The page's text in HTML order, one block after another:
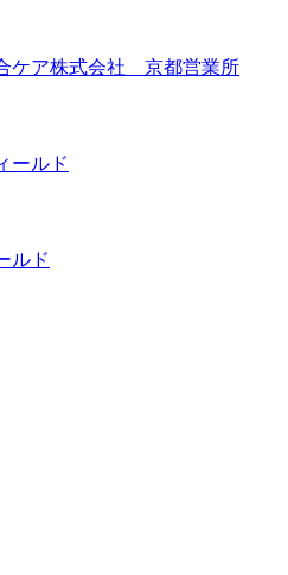
ケア株式会社 京都営業所
ールド
ルド